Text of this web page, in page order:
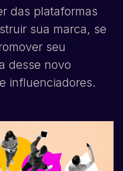
das plataformas
sua marca, se
seu
desse novo
influenciadores.